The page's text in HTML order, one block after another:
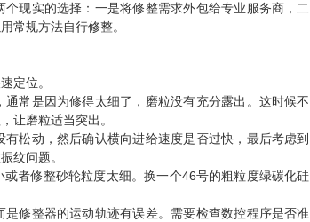
现实的选择：一是将修整需求外包给专业服务商，二
常规方法自行修整。
定位。
常是因为修得太细了，磨粒没有充分露出。这时候不
让磨粒适当突出。
松动，然后确认横向进给速度是否过快，最后考虑到
纹问题。
者修整砂轮粒度太细。换一个46号的粗粒度绿碳化硅
修整器的运动轨迹有误差。需要检查数控程序是否准